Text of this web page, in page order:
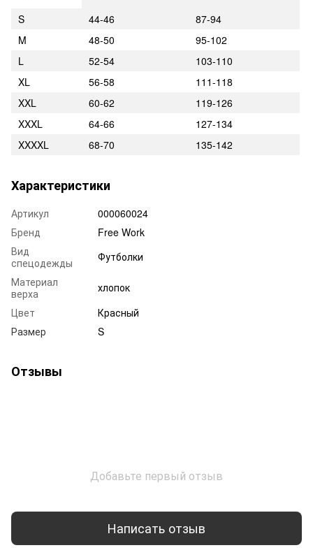
S
44-46
87-94
M
48-50
95-102
L
52-54
103-110
XL
56-58
111-118
XXL
60-62
119-126
XXXL
64-66
127-134
XXXXL
68-70 135-142
Характеристики
Артикул
000060024
Бренд
Free Work
Вид
спецодежды
Футболки
Материал
верха
хлопок
Цвет
Красный
Размер
S
Отзывы
Добавьте первый отзыв
Написать отзыв